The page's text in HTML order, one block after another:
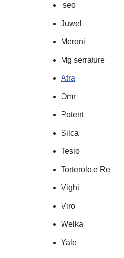
Iseo
Juwel
Meroni
Mg serrature
Atra
Omr
Potent
Silca
Tesio
Torterolo e Re
Vighi
Viro
Welka
Yale